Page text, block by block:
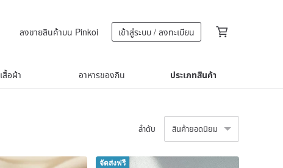
ลงขายสินค้าบน Pinkoi เข้าสู่ระบบ / ลงทะเบียน
เสื้อผ้า อาหารของกิน ประเภทสินค้า
ลำดับ สินค้ายอดนิยม
จัดส่งฟรี